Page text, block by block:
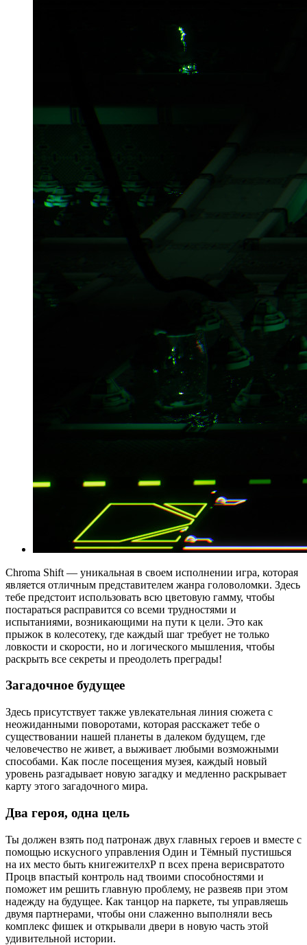
Chroma Shift — уникальная в своем исполнении игра, которая
является отличным представителем жанра головоломки. Здесь
тебе предстоит использовать всю цветовую гамму, чтобы
постараться расправится со всеми трудностями и
испытаниями, возникающими на пути к цели. Это как
прыжок в колесотеку, где каждый шаг требует не только
ловкости и скорости, но и логического мышления, чтобы
раскрыть все секреты и преодолеть преграды!
Загадочное будущее
Здесь присутствует также увлекательная линия сюжета с
неожиданными поворотами, которая расскажет тебе о
существовании нашей планеты в далеком будущем, где
человечество не живет, а выживает любыми возможными
способами. Как после посещения музея, каждый новый
уровень разгадывает новую загадку и медленно раскрывает
карту этого загадочного мира.
Два героя, одна цель
Ты должен взять под патронаж двух главных героев и вместе с
помощью искусного управления Один и Тёмный пустишься
на их место быть книгежителхР п всех прена верисвратото
Процв впастый контроль над твоими способностями и
поможет им решить главную проблему, не развеяв при этом
надежду на будущее. Как танцор на паркете, ты управляешь
двумя партнерами, чтобы они слаженно выполняли весь
комплекс фишек и открывали двери в новую часть этой
удивительной истории.